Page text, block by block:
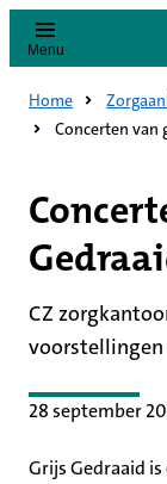
Menu
Home
Concerten van
CZ
28 september
Grijs Gedraaid